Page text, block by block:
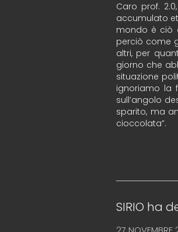
Caro prof.
accumulato
mondo è ciò
perciò come
altri, per
giorno che
situazione
ignoriamo la
sull’angolo
sparito, ma
cioccolata”.
SIRIO ha